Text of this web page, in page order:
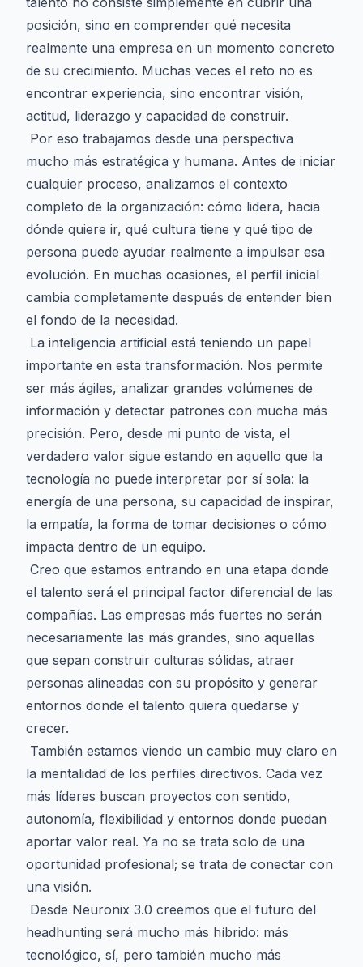
posición, sino en comprender qué necesita
realmente una empresa en un momento concreto
de su crecimiento. Muchas veces el reto no es
encontrar experiencia, sino encontrar visión,
actitud, liderazgo y capacidad de construir.
Por eso trabajamos desde una perspectiva
mucho más estratégica y humana. Antes de iniciar
cualquier proceso, analizamos el contexto
completo de la organización: cómo lidera, hacia
dónde quiere ir, qué cultura tiene y qué tipo de
persona puede ayudar realmente a impulsar esa
evolución. En muchas ocasiones, el perfil inicial
cambia completamente después de entender bien
el fondo de la necesidad.
La inteligencia artificial está teniendo un papel
importante en esta transformación. Nos permite
ser más ágiles, analizar grandes volúmenes de
información y detectar patrones con mucha más
precisión. Pero, desde mi punto de vista, el
verdadero valor sigue estando en aquello que la
tecnología no puede interpretar por sí sola: la
energía de una persona, su capacidad de inspirar,
la empatía, la forma de tomar decisiones o cómo
impacta dentro de un equipo.
Creo que estamos entrando en una etapa donde
el talento será el principal factor diferencial de las
compañías. Las empresas más fuertes no serán
necesariamente las más grandes, sino aquellas
que sepan construir culturas sólidas, atraer
personas alineadas con su propósito y generar
entornos donde el talento quiera quedarse y
crecer.
También estamos viendo un cambio muy claro en
la mentalidad de los perfiles directivos. Cada vez
más líderes buscan proyectos con sentido,
autonomía, flexibilidad y entornos donde puedan
aportar valor real. Ya no se trata solo de una
oportunidad profesional; se trata de conectar con
una visión.
Desde Neuronix 3.0 creemos que el futuro del
headhunting será mucho más híbrido: más
tecnológico, sí, pero también mucho más